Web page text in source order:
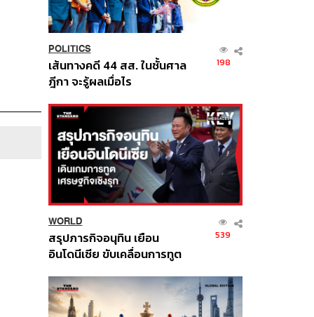
POLITICS
เส้นทางคดี 44 สส. ในชั้นศาล
ฎีกา จะรู้ผลเมื่อไร
198
WORLD
สรุปภารกิจอนุทิน เยือน
อินโดนีเซีย ขับเคลื่อนการทูต
ส่วนยุทธศาสตร์ไทย –
อินโดนีเซีย
539